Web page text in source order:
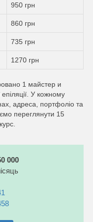
950 грн
860 грн
735 грн
1270 грн
1 майстер и
У кожному
адреса, портфоліо та
переглянути 15
000